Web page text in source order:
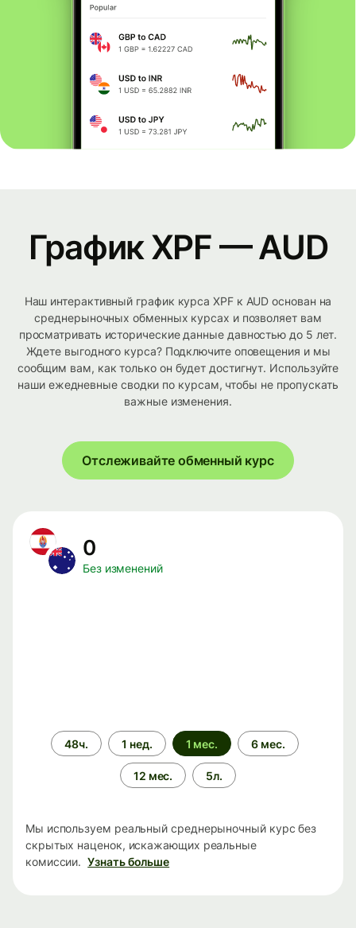
График XPF — AUD
Наш интерактивный график курса XPF к AUD основан на
среднерыночных обменных курсах и позволяет вам
просматривать исторические данные давностью до 5 лет.
Ждете выгодного курса? Подключите оповещения и мы
сообщим вам, как только он будет достигнут. Используйте
наши ежедневные сводки по курсам, чтобы не пропускать
важные изменения.
Отслеживайте обменный курс
0
Без изменений
Период
времени
48ч. 1 нед. 1 мес. 6 мес.
12 мес. 5л.
Мы используем реальный среднерыночный курс без
скрытых наценок, искажающих реальные
комиссии. Узнать больше